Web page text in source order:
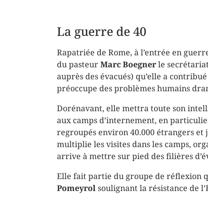
La guerre de 40
Rapatriée de Rome, à l’entrée en
du pasteurMarc Boegnerle
auprès des évacués) qu’elle a
préoccupe des problèmes humains
Dorénavant, elle mettra toute son
aux camps d’internement, en
regroupés environ 40.000 étrangers et
multiplie les visites dans les camps,
arrive à mettre sur pied des filières
Elle fait partie du groupe de réflexion
Pomeyrolsoulignant la résistance de